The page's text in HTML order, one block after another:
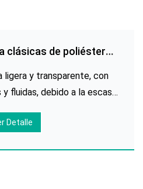
clásicas de poliéster
ligera y transparente, con
fluidas, debido a la escasa
cantidad de tratamiento
Detalle